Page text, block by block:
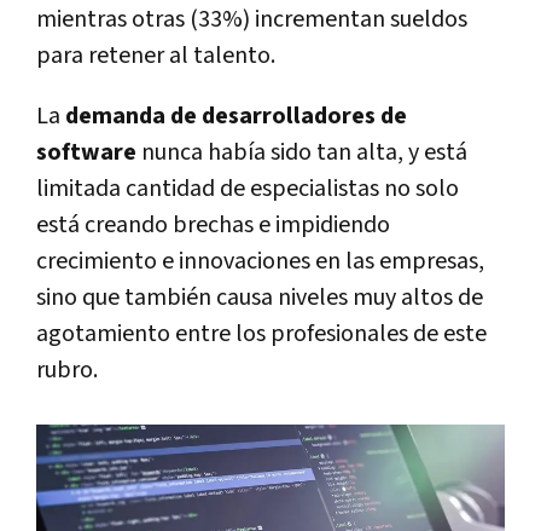
mientras otras (33%) incrementan sueldos
para retener al talento.
La demanda de desarrolladores de
software nunca había sido tan alta, y está
limitada cantidad de especialistas no solo
está creando brechas e impidiendo
crecimiento e innovaciones en las empresas,
sino que también causa niveles muy altos de
agotamiento entre los profesionales de este
rubro.